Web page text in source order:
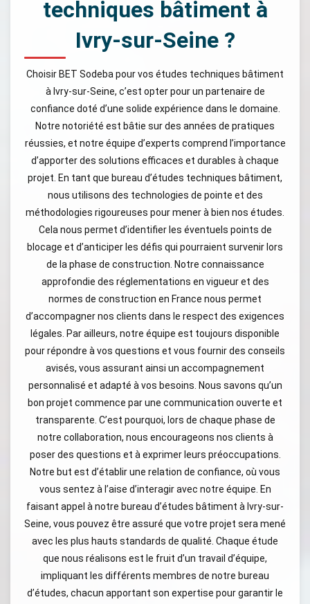
techniques bâtiment à
Ivry-sur-Seine ?
Choisir BET Sodeba pour vos études techniques bâtiment
à Ivry-sur-Seine, c’est opter pour un partenaire de
confiance doté d’une solide expérience dans le domaine.
Notre notoriété est bâtie sur des années de pratiques
réussies, et notre équipe d’experts comprend l’importance
d’apporter des solutions efficaces et durables à chaque
projet. En tant que bureau d’études techniques bâtiment,
nous utilisons des technologies de pointe et des
méthodologies rigoureuses pour mener à bien nos études.
Cela nous permet d’identifier les éventuels points de
blocage et d’anticiper les défis qui pourraient survenir lors
de la phase de construction. Notre connaissance
approfondie des réglementations en vigueur et des
normes de construction en France nous permet
d’accompagner nos clients dans le respect des exigences
légales. Par ailleurs, notre équipe est toujours disponible
pour répondre à vos questions et vous fournir des conseils
avisés, vous assurant ainsi un accompagnement
personnalisé et adapté à vos besoins. Nous savons qu’un
bon projet commence par une communication ouverte et
transparente. C’est pourquoi, lors de chaque phase de
notre collaboration, nous encourageons nos clients à
poser des questions et à exprimer leurs préoccupations.
Notre but est d’établir une relation de confiance, où vous
vous sentez à l’aise d’interagir avec notre équipe. En
faisant appel à notre bureau d’études bâtiment à Ivry-sur-
Seine, vous pouvez être assuré que votre projet sera mené
avec les plus hauts standards de qualité. Chaque étude
que nous réalisons est le fruit d’un travail d’équipe,
impliquant les différents membres de notre bureau
d’études, chacun apportant son expertise pour garantir le